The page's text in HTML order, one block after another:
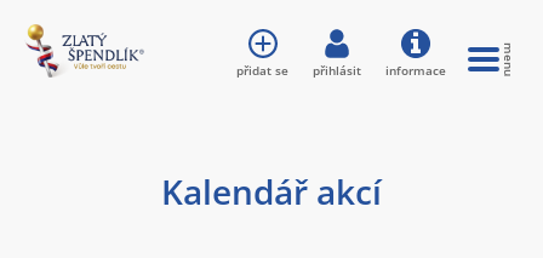
Kalendář akcí
přidat se přihlásit informace